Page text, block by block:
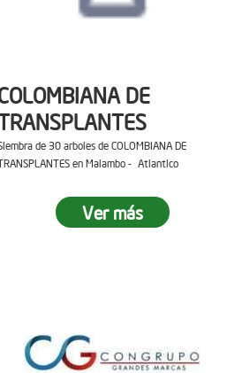
DE
de 30 arboles de COLOMBIANA DE
en Malambo - Atlantico
Ver más